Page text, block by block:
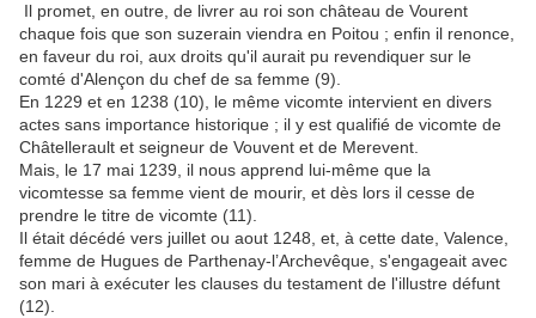
Il promet, en outre, de livrer au roi son château de Vourent
chaque fois que son suzerain viendra en Poitou ; enfin il renonce,
en faveur du roi, aux droits qu'il aurait pu revendiquer sur le
comté d'Alençon du chef de sa femme (9).
En 1229 et en 1238 (10), le même vicomte intervient en divers
actes sans importance historique ; il y est qualifié de vicomte de
Châtellerault et seigneur de Vouvent et de Merevent.
Mais, le 17 mai 1239, il nous apprend lui-même que la
vicomtesse sa femme vient de mourir, et dès lors il cesse de
prendre le titre de vicomte (11).
Il était décédé vers juillet ou aout 1248, et, à cette date, Valence,
femme de Hugues de Parthenay-l’Archevêque, s'engageait avec
son mari à exécuter les clauses du testament de l'illustre défunt
(12).